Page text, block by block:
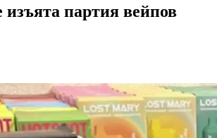
изъята партия вейпов